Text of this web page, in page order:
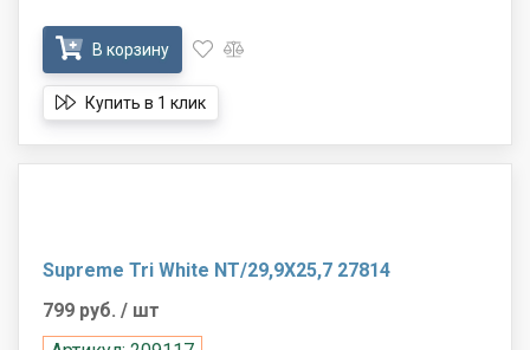
В корзину
Купить в 1 клик
Supreme Tri White NT/29,9X25,7 27814
799 руб. / шт